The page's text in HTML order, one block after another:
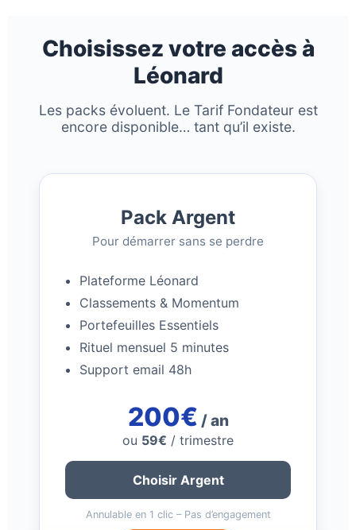
Choisissez votre accès à
Léonard
Les packs évoluent. Le Tarif Fondateur est
encore disponible… tant qu’il existe.
Pack Argent
Pour démarrer sans se perdre
Plateforme Léonard
Classements & Momentum
Portefeuilles Essentiels
Rituel mensuel 5 minutes
Support email 48h
200€ / an
ou 59€ / trimestre
Choisir Argent
Annulable en 1 clic – Pas d’engagement